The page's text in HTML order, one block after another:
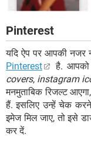
Pinterest
यदि ऐप पर आपकी नजर
Pinterest
है. आपको
covers, instagram
मनमुताबिक रिजल्ट
हैं. इसलिए उन्हें चेक
इमेज मिल जाए, तो इसे
कर दें.